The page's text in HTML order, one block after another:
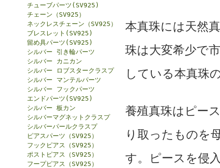
チューブパーツ(SV925)
チェーン（SV925）
ネックレスチェーン（SV925）
ブレスレット(SV925)
留め具パーツ(SV925)
シルバー 引き輪パーツ
シルバー カニカン
シルバー ロブスタークラスプ
シルバー マンテルパーツ
シルバー フックパーツ
エンドパーツ(SV925)
シルバー 板カン
シルバーマグネットクラスプ
シルバーパールクラスプ
ピアスパーツ（SV925）
フックピアス（SV925）
ポストピアス（SV925）
フープピアス（SV925）
本真珠には天然
珠は大変希少で
している本真珠
養殖真珠はピー
り取ったものを
す。ピースを侵